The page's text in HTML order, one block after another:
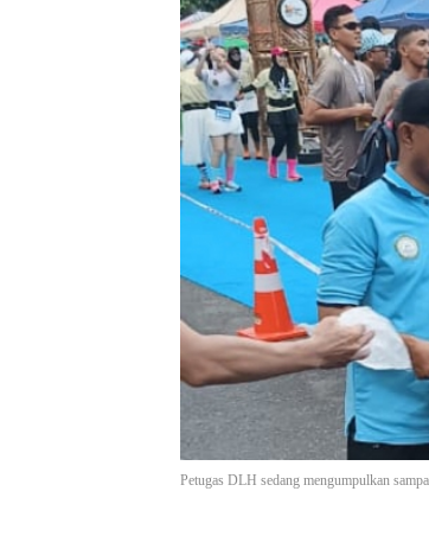
Petugas DLH sedang mengumpulkan